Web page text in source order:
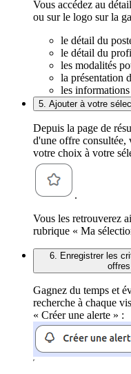
Vous accédez au
ou sur le logo sur la
le détail du
le détail du
les modalités
la présentation
les
5. Ajouter à votre
Depuis la page de
d'une offre consultée,
votre choix à votre
.
Vous les retrouverez
rubrique « Ma
6. Enregistrer les
Gagnez du temps et
recherche à chaque
« Créer une alerte » :